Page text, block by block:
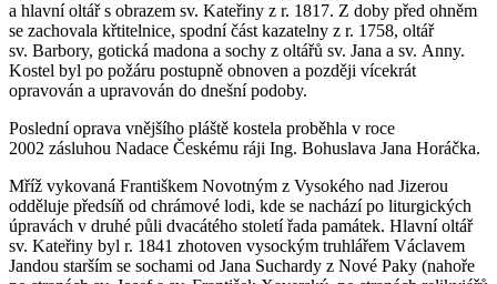
a hlavní oltář s obrazem sv. Kateřiny z r. 1817. Z doby před ohněm
se zachovala křtitelnice, spodní část kazatelny z r. 1758, oltář
sv. Barbory, gotická madona a sochy z oltářů sv. Jana a sv. Anny.
Kostel byl po požáru postupně obnoven a později vícekrát
opravován a upravován do dnešní podoby.
Poslední oprava vnějšího pláště kostela proběhla v roce
2002 zásluhou Nadace Českému ráji Ing. Bohuslava Jana Horáčka.
Mříž vykovaná Františkem Novotným z Vysokého nad Jizerou
odděluje předsíň od chrámové lodi, kde se nachází po liturgických
úpravách v druhé půli dvacátého století řada památek. Hlavní oltář
sv. Kateřiny byl r. 1841 zhotoven vysockým truhlářem Václavem
Jandou starším se sochami od Jana Suchardy z Nové Paky (nahoře